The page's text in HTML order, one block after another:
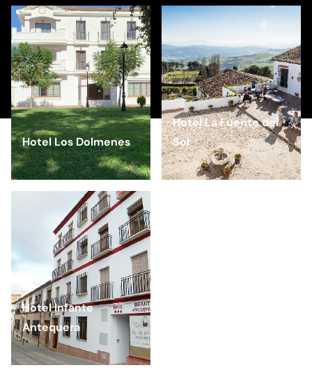
Hotel Los Dolmenes
Hotel La Fuente del
Sol
Hotel Infante
Antequera